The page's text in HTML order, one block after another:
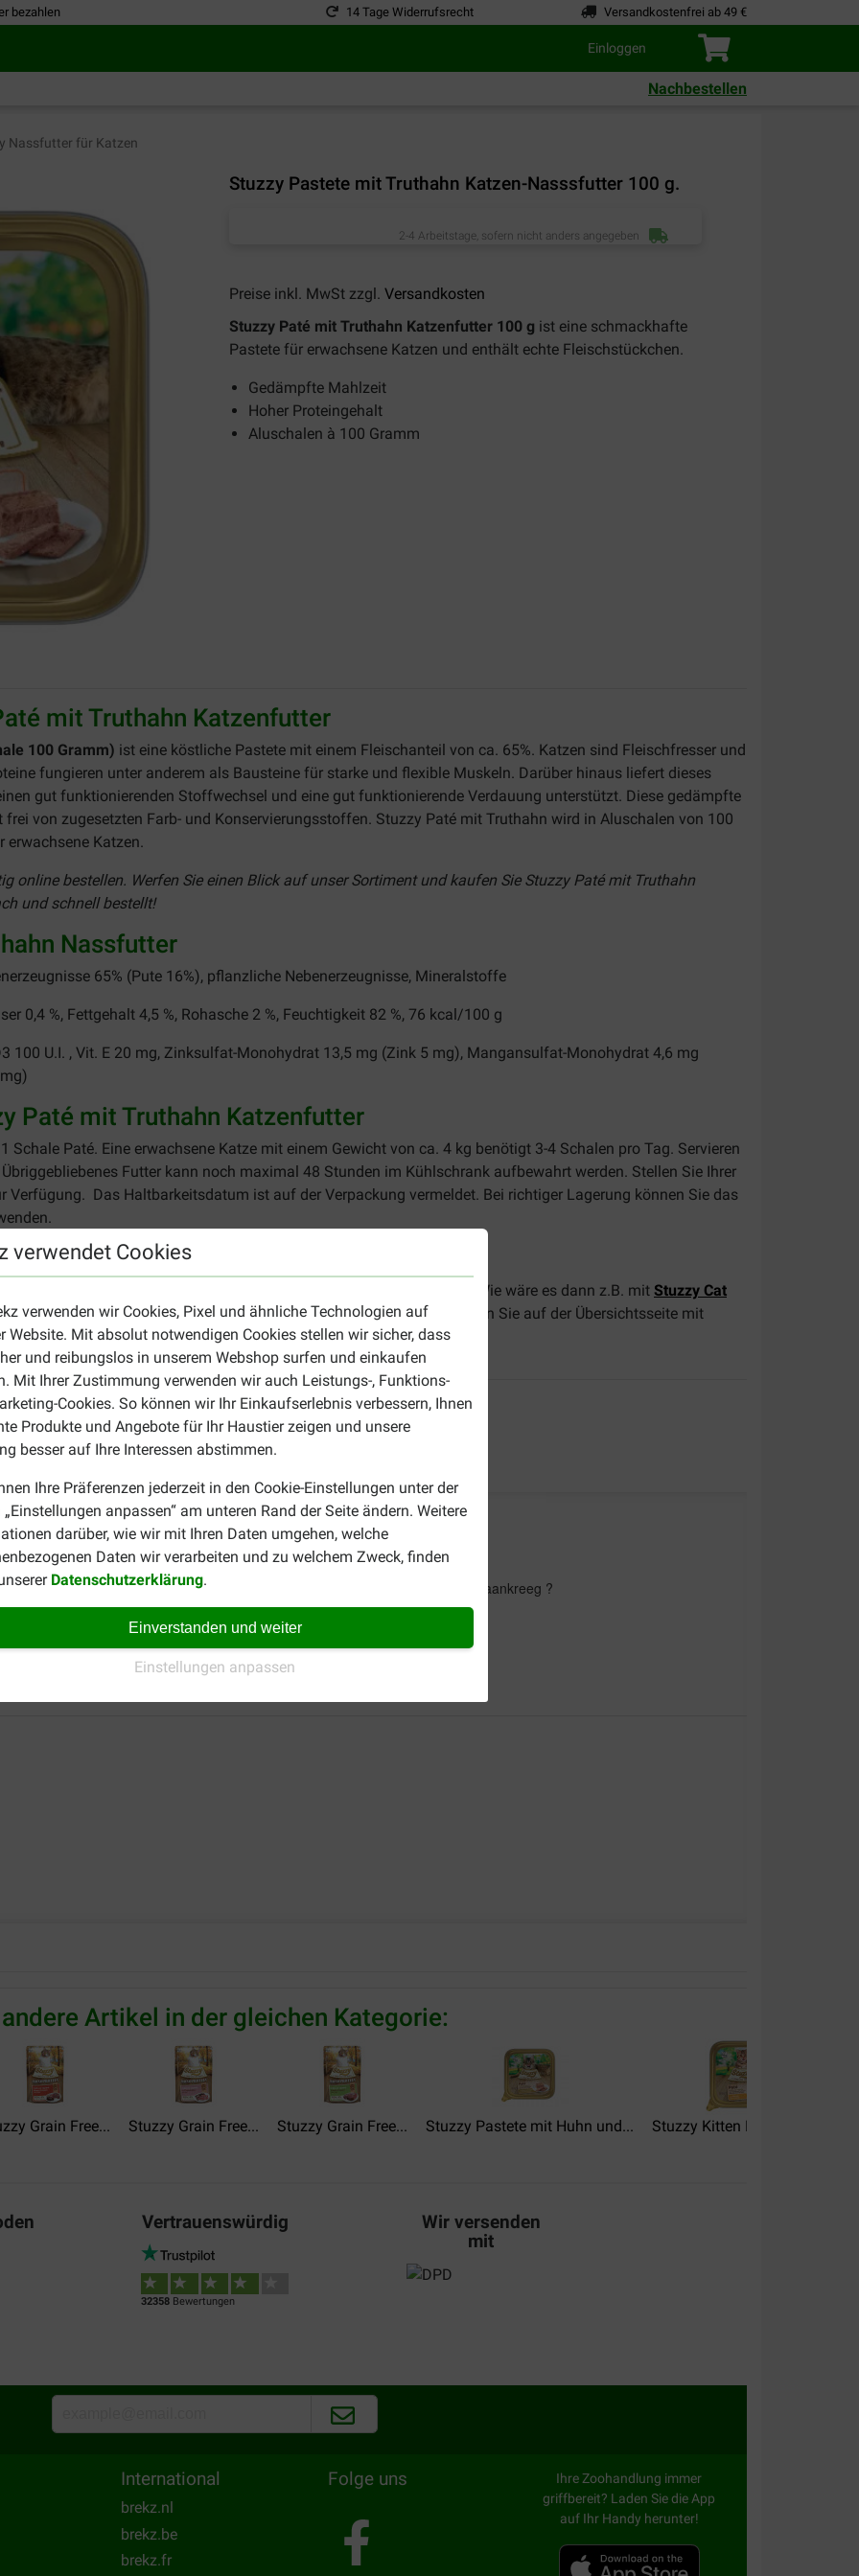
bezahlen 14 Tage Widerrufsrecht Versandkostenfrei ab 49 €
Einloggen
Nachbestellen
verwendet Cookies
verwenden wir Cookies, Pixel und ähnliche Technologien auf
Website. Mit absolut notwendigen Cookies stellen wir sicher, dass
und reibungslos in unserem Webshop surfen und einkaufen
Mit Ihrer Zustimmung verwenden wir auch Leistungs-, Funktions-
Cookies. So können wir Ihr Einkaufserlebnis verbessern, Ihnen
Produkte und Angebote für Ihr Haustier zeigen und unsere
besser auf Ihre Interessen abstimmen.
Ihre Präferenzen jederzeit in den Cookie-Einstellungen unter der
„Einstellungen anpassen“ am unteren Rand der Seite ändern. Weitere
darüber, wie wir mit Ihren Daten umgehen, welche
Daten wir verarbeiten und zu welchem Zweck, finden
Datenschutzerklärung.
Einverstanden und weiter
Einstellungen anpassen
Nassfutter für Katzen
Stuzzy Pastete mit Truthahn Katzen-Nasssfutter 100 g.
2-4 Arbeitstage, sofern nicht anders angegeben
Preise inkl. MwSt zzgl. Versandkosten
Stuzzy Paté mit Truthahn Katzenfutter 100 g ist eine schmackhafte
Pastete für erwachsene Katzen und enthält echte Fleischstückchen.
Gedämpfte Mahlzeit
Hoher Proteingehalt
Aluschalen à 100 Gramm
mit Truthahn Katzenfutter
100 Gramm) ist eine köstliche Pastete mit einem Fleischanteil von ca. 65%. Katzen sind Fleischfresser und
fungieren unter anderem als Bausteine für starke und flexible Muskeln. Darüber hinaus liefert dieses
gut funktionierenden Stoffwechsel und eine gut funktionierende Verdauung unterstützt. Diese gedämpfte
von zugesetzten Farb- und Konservierungsstoffen. Stuzzy Paté mit Truthahn wird in Aluschalen von 100
Katzen.
online bestellen. Werfen Sie einen Blick auf unser Sortiment und kaufen Sie Stuzzy Paté mit Truthahn
und schnell bestellt!
Nassfutter
65% (Pute 16%), pflanzliche Nebenerzeugnisse, Mineralstoffe
0,4 %, Fettgehalt 4,5 %, Rohasche 2 %, Feuchtigkeit 82 %, 76 kcal/100 g
100 U.I. , Vit. E 20 mg, Zinksulfat-Monohydrat 13,5 mg (Zink 5 mg), Mangansulfat-Monohydrat 4,6 mg
Paté mit Truthahn Katzenfutter
Schale Paté. Eine erwachsene Katze mit einem Gewicht von ca. 4 kg benötigt 3-4 Schalen pro Tag. Servieren
Futter kann noch maximal 48 Stunden im Kühlschrank aufbewahrt werden. Stellen Sie Ihrer
Verfügung. Das Haltbarkeitsdatum ist auf der Verpackung vermeldet. Bei richtiger Lagerung können Sie das
Futter von Stuzzy mit nur einer tierischen Proteinquelle? Wie wäre es dann z.B. mit Stuzzy Cat
(85 Gramm) . Alle anderen Geschmacksrichtungen und Varianten finden Sie auf der Übersichtsseite mit
er al een aangename
probleem poes die
Katten zijn alle 5 erg blij als
het mooiste
Marie-Jeanne Mc Naughton
24-06-2023
Hoe kan ik iets beoordelen dat ik nooit aankreeg ?
Artikel in der gleichen Kategorie:
Grain Free... Stuzzy Grain Free... Stuzzy Grain Free... Stuzzy Pastete mit Huhn und... Stuzzy Kitten Pastete mit...
Vertrauenswürdig
32358Bewertungen
Wir versenden
mit
International
brekz.nl
brekz.be
brekz.fr
Folge uns
Ihre Zoohandlung immer
griffbereit? Laden Sie die App
auf Ihr Handy herunter!